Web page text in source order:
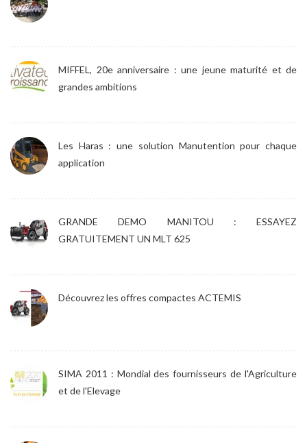
MIFFEL, 20e anniversaire : une jeune maturité et de
grandes ambitions
Les Haras : une solution Manutention pour chaque
application
GRANDE DEMO MANITOU : ESSAYEZ
GRATUITEMENT UN MLT 625
Découvrez les offres compactes ACTEMIS
SIMA 2011 : Mondial des fournisseurs de l'Agriculture
et de l'Elevage